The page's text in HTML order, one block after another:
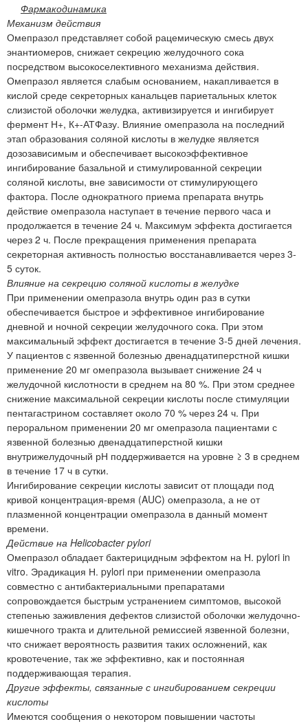
Фармакодинамика
Механизм действия
Омепразол представляет собой рацемическую смесь двух
энантиомеров, снижает секрецию желудочного сока
посредством высокоселективного механизма действия.
Омепразол является слабым основанием, накапливается в
кислой среде секреторных канальцев париетальных клеток
слизистой оболочки желудка, активизируется и ингибирует
фермент Н+, К+-АТФазу. Влияние омепразола на последний
этап образования соляной кислоты в желудке является
дозозависимым и обеспечивает высокоэффективное
ингибирование базальной и стимулированной секреции
соляной кислоты, вне зависимости от стимулирующего
фактора. После однократного приема препарата внутрь
действие омепразола наступает в течение первого часа и
продолжается в течение 24 ч. Максимум эффекта достигается
через 2 ч. После прекращения применения препарата
секреторная активность полностью восстанавливается через 3-
5 суток.
Влияние на секрецию соляной кислоты в желудке
При применении омепразола внутрь один раз в сутки
обеспечивается быстрое и эффективное ингибирование
дневной и ночной секреции желудочного сока. При этом
максимальный эффект достигается в течение 3-5 дней лечения.
У пациентов с язвенной болезнью двенадцатиперстной кишки
применение 20 мг омепразола вызывает снижение 24 ч
желудочной кислотности в среднем на 80 %. При этом среднее
снижение максимальной секреции кислоты после стимуляции
пентагастрином составляет около 70 % через 24 ч. При
пероральном применении 20 мг омепразола пациентами с
язвенной болезнью двенадцатиперстной кишки
внутрижелудочный рН поддерживается на уровне ≥ 3 в среднем
в течение 17 ч в сутки.
Ингибирование секреции кислоты зависит от площади под
кривой концентрация-время (AUC) омепразола, а не от
плазменной концентрации омепразола в данный момент
времени.
Действие на Helicobacter pylori
Омепразол обладает бактерицидным эффектом на Н. pylori in
vitro. Эрадикация Н. pylori при применении омепразола
совместно с антибактериальными препаратами
сопровождается быстрым устранением симптомов, высокой
степенью заживления дефектов слизистой оболочки желудочно-
кишечного тракта и длительной ремиссией язвенной болезни,
что снижает вероятность развития таких осложнений, как
кровотечение, так же эффективно, как и постоянная
поддерживающая терапия.
Другие эффекты, связанные с ингибированием секреции
кислоты
Имеются сообщения о некотором повышении частоты